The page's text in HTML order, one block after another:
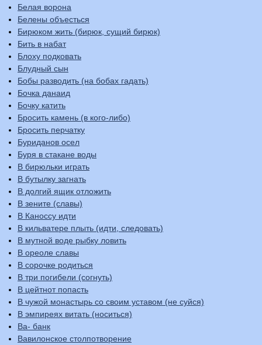
Белая ворона
Белены объесться
Бирюком жить (бирюк, сущий бирюк)
Бить в набат
Блоху подковать
Блудный сын
Бобы разводить (на бобах гадать)
Бочка данаид
Бочку катить
Бросить камень (в кого-либо)
Бросить перчатку
Буриданов осел
Буря в стакане воды
В бирюльки играть
В бутылку загнать
В долгий ящик отложить
В зените (славы)
В Каноссу идти
В кильватере плыть (идти, следовать)
В мутной воде рыбку ловить
В ореоле славы
В сорочке родиться
В три погибели (согнуть)
В цейтнот попасть
В чужой монастырь со своим уставом (не суйся)
В эмпиреях витать (носиться)
Ва- банк
Вавилонское столпотворение